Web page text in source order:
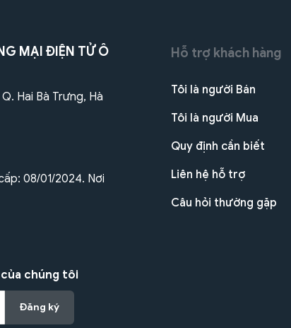
MẠI ĐIỆN TỬ Ô
Hai Bà Trưng, Hà
08/01/2024. Nơi
chúng tôi
Đăng ký
Hỗ trợ khách hàng
Tôi là người Bán
Tôi là người Mua
Quy định cần biết
Liên hệ hỗ trợ
Câu hỏi thường gặp